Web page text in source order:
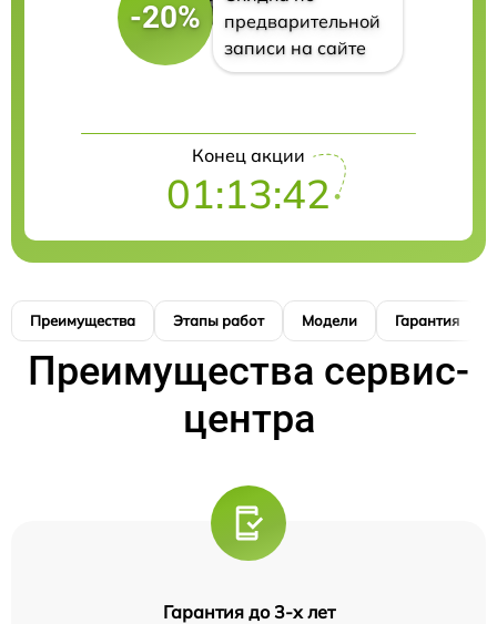
-20%
предварительной
записи на сайте
Конец акции
01:13:41
Преимущества Этапы работ Модели Гарантия
Преимущества сервис-
центра
Гарантия до 3-х лет